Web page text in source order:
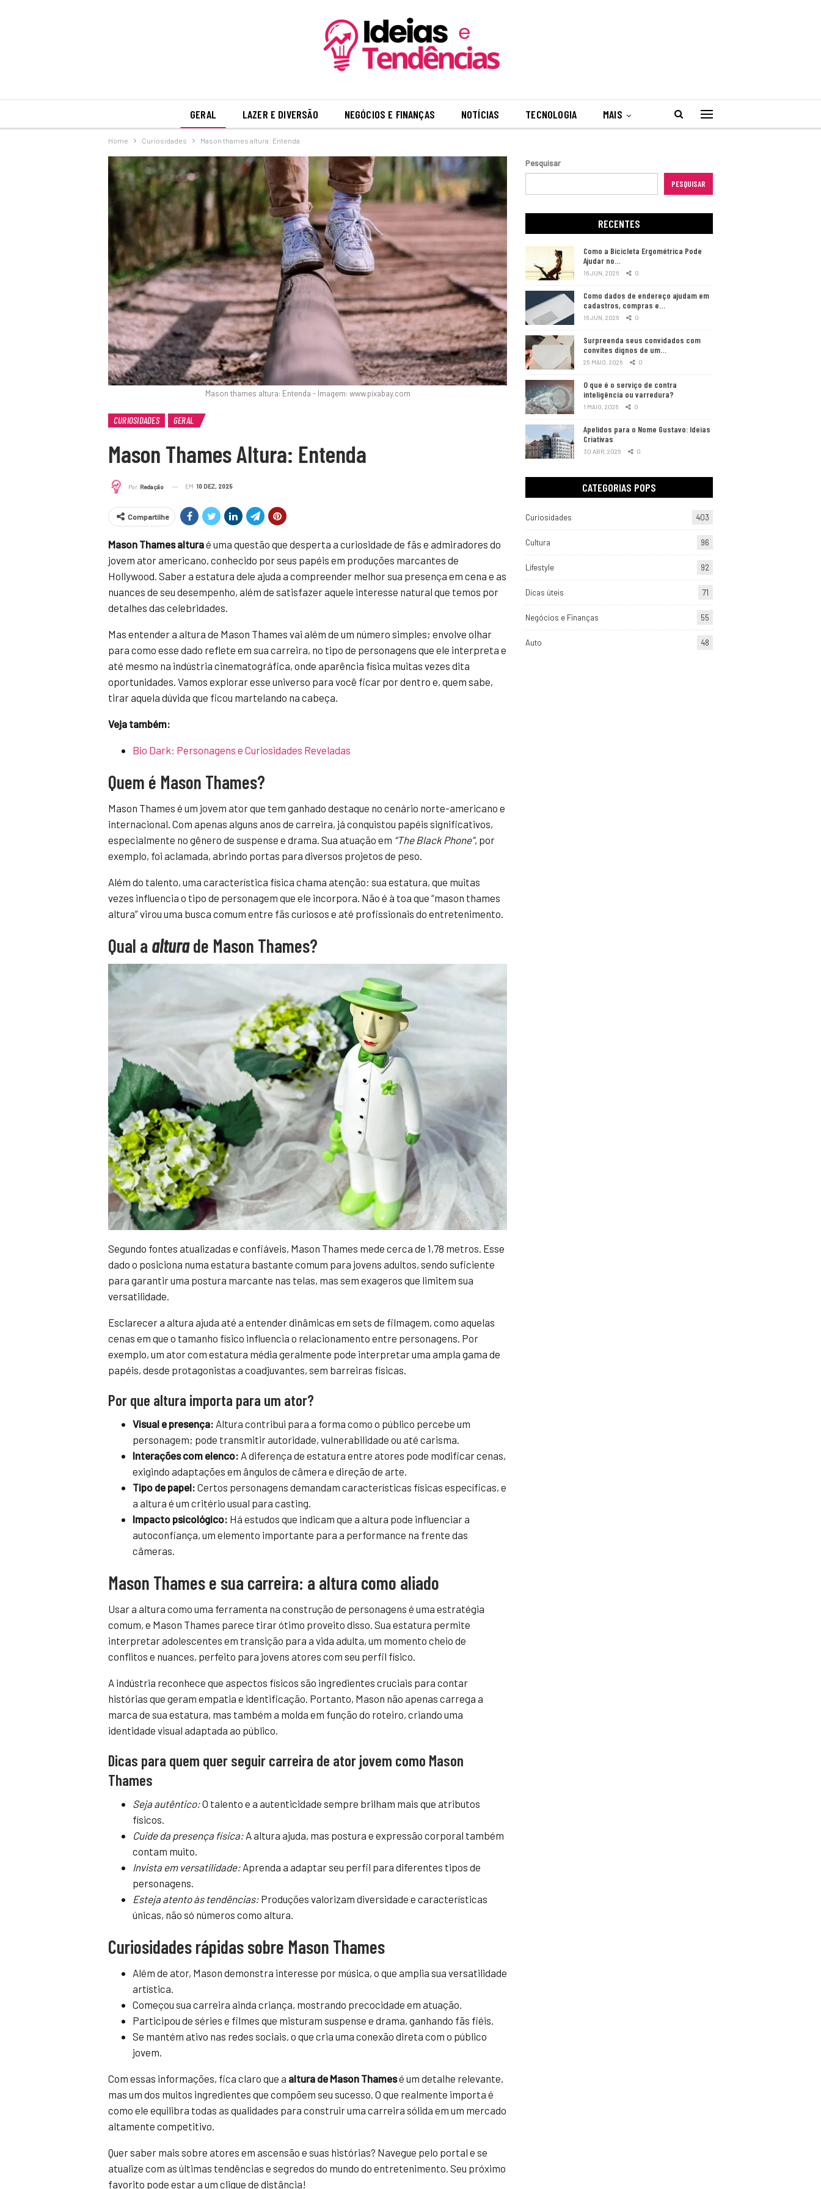
GERAL LAZER E DIVERSÃO NEGÓCIOS E FINANÇAS NOTÍCIAS TECNOLOGIA MAIS
Home Curiosidades Mason thames altura: Entenda
Mason thames altura: Entenda - Imagem: www.pixabay.com
CURIOSIDADES GERAL
Mason Thames Altura: Entenda
Por Redação EM 10 DEZ, 2025
Compartilhe
Mason Thames alturaé uma questão que desperta a curiosidade de fãs e admiradores do
jovem ator americano, conhecido por seus papéis em produções marcantes de
Hollywood. Saber a estatura dele ajuda a compreender melhor sua presença em cena e as
nuances de seu desempenho, além de satisfazer aquele interesse natural que temos por
detalhes das celebridades.
Mas entender a altura de Mason Thames vai além de um número simples; envolve olhar
para como esse dado reflete em sua carreira, no tipo de personagens que ele interpreta e
até mesmo na indústria cinematográfica, onde aparência física muitas vezes dita
oportunidades. Vamos explorar esse universo para você ficar por dentro e, quem sabe,
tirar aquela dúvida que ficou martelando na cabeça.
Veja também:
Bio Dark: Personagens e Curiosidades Reveladas
Quem é Mason Thames?
Mason Thames é um jovem ator que tem ganhado destaque no cenário norte-americano e
internacional. Com apenas alguns anos de carreira, já conquistou papéis significativos,
especialmente no gênero de suspense e drama. Sua atuação em “The Black Phone”, por
exemplo, foi aclamada, abrindo portas para diversos projetos de peso.
Além do talento, uma característica física chama atenção: sua estatura, que muitas
vezes influencia o tipo de personagem que ele incorpora. Não é à toa que “mason thames
altura” virou uma busca comum entre fãs curiosos e até profissionais do entretenimento.
Qual a alturade Mason Thames?
Segundo fontes atualizadas e confiáveis, Mason Thames mede cerca de 1,78 metros. Esse
dado o posiciona numa estatura bastante comum para jovens adultos, sendo suficiente
para garantir uma postura marcante nas telas, mas sem exageros que limitem sua
versatilidade.
Esclarecer a altura ajuda até a entender dinâmicas em sets de filmagem, como aquelas
cenas em que o tamanho físico influencia o relacionamento entre personagens. Por
exemplo, um ator com estatura média geralmente pode interpretar uma ampla gama de
papéis, desde protagonistas a coadjuvantes, sem barreiras físicas.
Por que altura importa para um ator?
Visual e presença: Altura contribui para a forma como o público percebe um
personagem; pode transmitir autoridade, vulnerabilidade ou até carisma.
Interações com elenco: A diferença de estatura entre atores pode modificar cenas,
exigindo adaptações em ângulos de câmera e direção de arte.
Tipo de papel: Certos personagens demandam características físicas específicas, e
a altura é um critério usual para casting.
Impacto psicológico: Há estudos que indicam que a altura pode influenciar a
autoconfiança, um elemento importante para a performance na frente das
câmeras.
Mason Thames e sua carreira: a altura como aliado
Usar a altura como uma ferramenta na construção de personagens é uma estratégia
comum, e Mason Thames parece tirar ótimo proveito disso. Sua estatura permite
interpretar adolescentes em transição para a vida adulta, um momento cheio de
conflitos e nuances, perfeito para jovens atores com seu perfil físico.
A indústria reconhece que aspectos físicos são ingredientes cruciais para contar
histórias que geram empatia e identificação. Portanto, Mason não apenas carrega a
marca de sua estatura, mas também a molda em função do roteiro, criando uma
identidade visual adaptada ao público.
Dicas para quem quer seguir carreira de ator jovem como Mason
Thames
Seja autêntico:O talento e a autenticidade sempre brilham mais que atributos
físicos.
Cuide da presença física: A altura ajuda, mas postura e expressão corporal também
contam muito.
Invista em versatilidade: Aprenda a adaptar seu perfil para diferentes tipos de
personagens.
Esteja atento às tendências: Produções valorizam diversidade e características
únicas, não só números como altura.
Curiosidades rápidas sobre Mason Thames
Além de ator, Mason demonstra interesse por música, o que amplia sua versatilidade
artística.
Começou sua carreira ainda criança, mostrando precocidade em atuação.
Participou de séries e filmes que misturam suspense e drama, ganhando fãs fiéis.
Se mantém ativo nas redes sociais, o que cria uma conexão direta com o público
jovem.
Com essas informações, fica claro que a altura de Mason Thamesé um detalhe relevante,
mas um dos muitos ingredientes que compõem seu sucesso. O que realmente importa é
como ele equilibra todas as qualidades para construir uma carreira sólida em um mercado
altamente competitivo.
Quer saber mais sobre atores em ascensão e suas histórias? Navegue pelo portal e se
atualize com as últimas tendências e segredos do mundo do entretenimento. Seu próximo
favorito pode estar a um clique de distância!
Pesquisar
PESQUISAR
RECENTES
Como a Bicicleta Ergométrica Pode
Ajudar no…
16 JUN, 2026 0
Como dados de endereço ajudam em
cadastros, compras e…
16 JUN, 2026 0
Surpreenda seus convidados com
convites dignos de um…
25 MAIO, 2026 0
O que é o serviço de contra
inteligência ou varredura?
1 MAIO, 2026 0
Apelidos para o Nome Gustavo: Ideias
Criativas
30 ABR, 2026 0
CATEGORIAS POPS
Curiosidades 403
Cultura 96
Lifestyle 92
Dicas úteis 71
Negócios e Finanças 55
Auto 48